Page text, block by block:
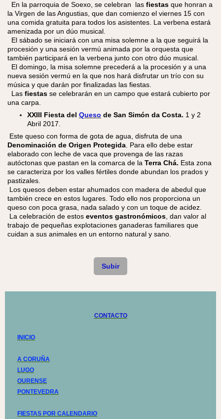
En la parroquia de Soexo, se celebran las fiestas que honran a
la Virgen de las Angustias, que dan comienzo el viernes 15 con
una comida gratuita para todos los asistentes. La verbena estará
amenizada por un dúo musical.
El sábado se iniciará con una misa solemne a la que seguirá la
procesión y una sesión vermú animada por la orquesta que
también participará en la verbena junto con otro dúo musical.
El domingo, la misa solemne precederá a la procesión y a una
nueva sesión vermú en la que nos hará disfrutar un trío con su
música y que darán por finalizadas las fiestas.
Las fiestas se celebrarán en un campo que estará cubierto por
una carpa.
XXIII Fiesta del Queso de San Simón da Costa. 1 y 2
Abril 2017.
Este queso con forma de gota de agua, disfruta de una
Denominación de Origen Protegida. Para ello debe estar
elaborado con leche de vaca que ​provenga de las razas
autóctonas que pastan en la comarca de la Terra Chá. Esta zona
se caracteriza por los valles fértiles donde abundan los prados y
pastizales.
Los quesos deben estar ahumados con madera de abedul que
también crece en estos lugares. Todo ello nos proporciona un
queso con poca grasa, nada salado y con un toque de acidez.
La celebración de estos eventos gastronómicos, dan valor al
trabajo de pequeñas explotaciones ganaderas familiares que
cuidan a sus animales en un entorno natural y sano.
Subir
CONTACTO
INICIO
A CORUÑA
LUGO
OURENSE
PONTEVEDRA
FIESTAS POR CALENDARIO